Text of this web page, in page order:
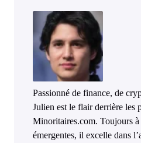
Passionné de finance, de
Julien est le flair derrière les
Minoritaires.com. Toujours à
émergentes, il excelle dans